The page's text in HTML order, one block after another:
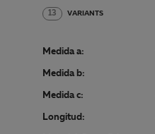
13 VARIANTS
Medida a:
Medida b:
Medida c:
Longitud: